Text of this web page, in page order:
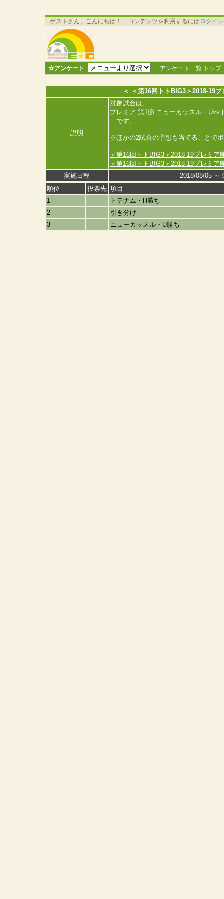
ゲストさん、こんにちは！ コンテンツを利用するには ログイン
☆アンケート アンケート一覧 トップ
＜ ＜第16回トトBIG3＞2018-19
説明
対象試合は、
プレミア 第1節 ニューカッスル・Uvs
です。
※ほかの2試合の予想も当てることで
＜第16回トトBIG3＞2018-19プレミ
＜第16回トトBIG3＞2018-19プレミ
実施日程
2018/08/05 ～
順位
投票先 項目
1
トテナム・H勝ち
2
引き分け
3
ニューカッスル・U勝ち